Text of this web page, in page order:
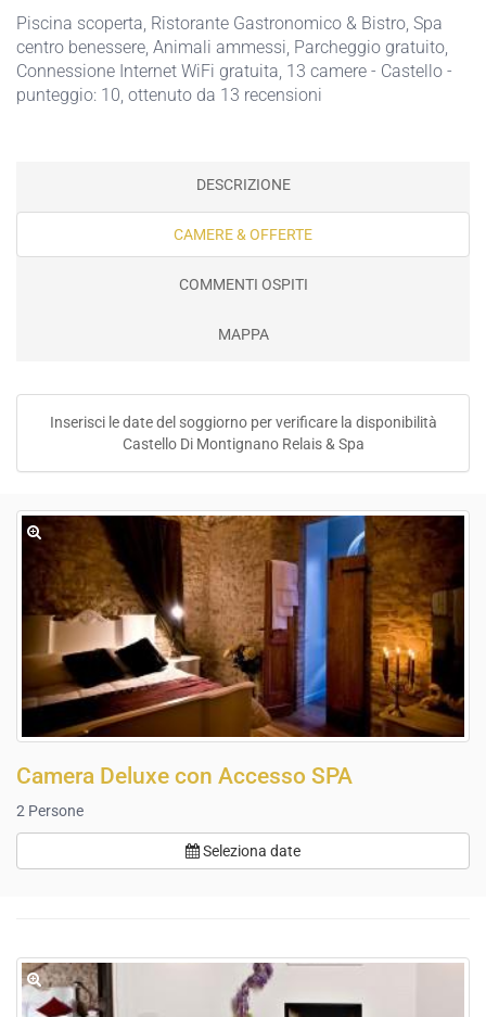
Piscina scoperta, Ristorante Gastronomico & Bistro, Spa
centro benessere, Animali ammessi, Parcheggio gratuito,
Connessione Internet WiFi gratuita, 13 camere - Castello -
punteggio: 10, ottenuto da 13 recensioni
DESCRIZIONE
CAMERE & OFFERTE
COMMENTI OSPITI
MAPPA
Inserisci le date del soggiorno per verificare la disponibilità
Castello Di Montignano Relais & Spa
Camera Deluxe con Accesso SPA
2 Persone
Seleziona date